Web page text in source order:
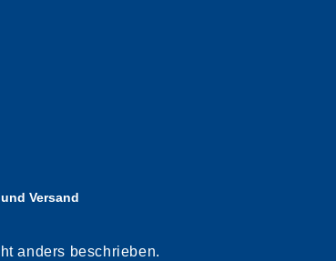
Versand
anders beschrieben.